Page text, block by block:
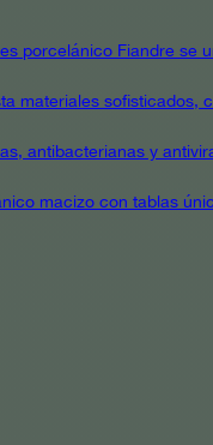
porcelánico Fiandre se
materiales
antibacterianas y
macizo con tablas